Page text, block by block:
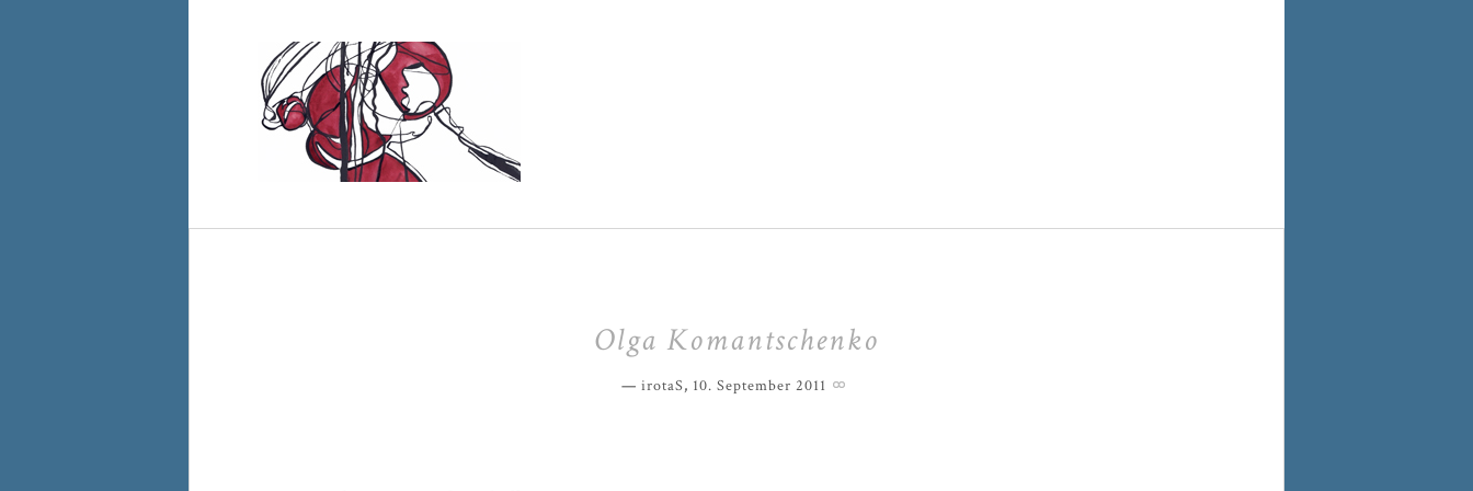
Olga Komantschenko
irotaS, 10. September 2011